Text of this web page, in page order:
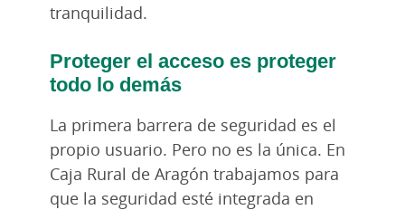
tranquilidad.
Proteger el acceso es proteger
todo lo demás
La primera barrera de seguridad es el
propio usuario. Pero no es la única. En
Caja Rural de Aragón trabajamos para
que la seguridad esté integrada en